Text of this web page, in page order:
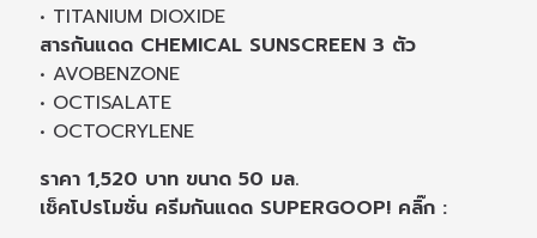
• TITANIUM DIOXIDE
สารกันแดด CHEMICAL SUNSCREEN 3 ตัว
• AVOBENZONE
• OCTISALATE
• OCTOCRYLENE
ราคา 1,520 บาท ขนาด 50 มล.
เช็คโปรโมชั่น ครีมกันแดด SUPERGOOP! คลิ๊ก :